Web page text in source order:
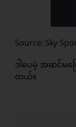
Source: Sky
ဒါပေမဲ့ အဆင်မပ
တယ်။